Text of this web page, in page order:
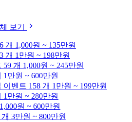
보기
개 1,000원 ~ 135만원
개 1만원 ~ 198만원
59 개 1,000원 ~ 245만원
1만원 ~ 600만원
이벤트 158 개 1만원 ~ 199만원
1만원 ~ 280만원
1,000원 ~ 600만원
3만원 ~ 800만원